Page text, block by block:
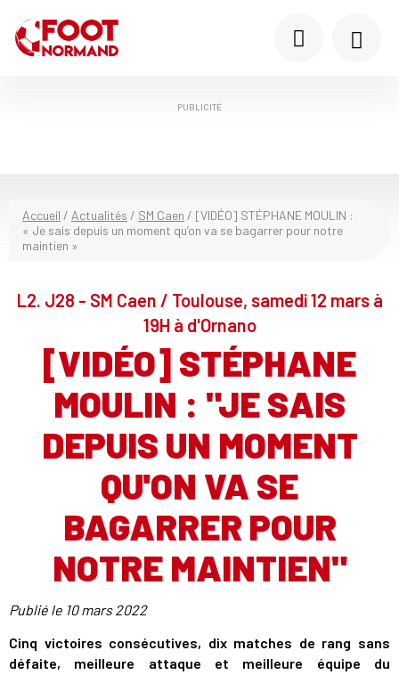
PUBLICITÉ
Accueil / Actualités / SM Caen / [VIDÉO] STÉPHANE MOULIN :
« Je sais depuis un moment qu’on va se bagarrer pour notre
maintien »
L2. J28 - SM Caen / Toulouse, samedi 12 mars à
19H à d'Ornano
[VIDÉO] STÉPHANE
MOULIN : "JE SAIS
DEPUIS UN MOMENT
QU'ON VA SE
BAGARRER POUR
NOTRE MAINTIEN"
Publié le 10 mars 2022
Cinq victoires consécutives, dix matches de rang sans
défaite, meilleure attaque et meilleure équipe du